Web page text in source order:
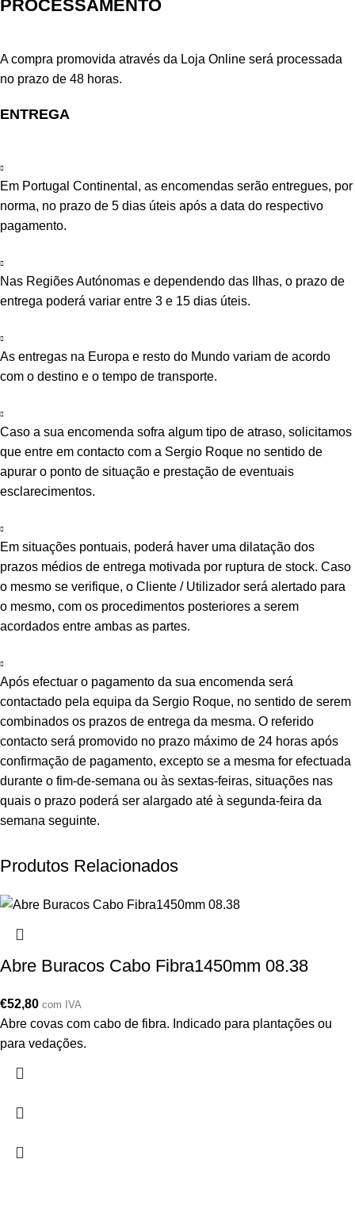
PROCESSAMENTO
A compra promovida através da Loja Online será processada
no prazo de 48 horas.
ENTREGA
Em Portugal Continental, as encomendas serão entregues, por
norma, no prazo de 5 dias úteis após a data do respectivo
pagamento.
Nas Regiões Autónomas e dependendo das Ilhas, o prazo de
entrega poderá variar entre 3 e 15 dias úteis.
As entregas na Europa e resto do Mundo variam de acordo
com o destino e o tempo de transporte.
Caso a sua encomenda sofra algum tipo de atraso, solicitamos
que entre em contacto com a Sergio Roque no sentido de
apurar o ponto de situação e prestação de eventuais
esclarecimentos.
Em situações pontuais, poderá haver uma dilatação dos
prazos médios de entrega motivada por ruptura de stock. Caso
o mesmo se verifique, o Cliente / Utilizador será alertado para
o mesmo, com os procedimentos posteriores a serem
acordados entre ambas as partes.
Após efectuar o pagamento da sua encomenda será
contactado pela equipa da Sergio Roque, no sentido de serem
combinados os prazos de entrega da mesma. O referido
contacto será promovido no prazo máximo de 24 horas após
confirmação de pagamento, excepto se a mesma for efectuada
durante o fim-de-semana ou às sextas-feiras, situações nas
quais o prazo poderá ser alargado até à segunda-feira da
semana seguinte.
Produtos Relacionados
Abre Buracos Cabo Fibra1450mm 08.38
€52,80 com IVA
Abre covas com cabo de fibra. Indicado para plantações ou
para vedações.